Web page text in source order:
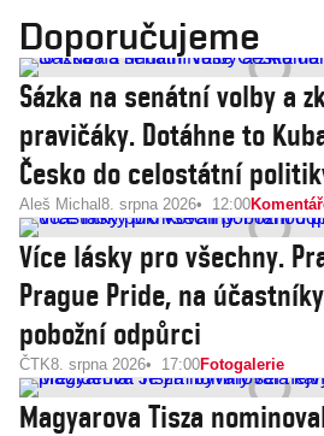
Doporučujeme
Sázka na senátní volby a
pravičáky. Dotáhne to
Česko do celostátní
Aleš Michal 8. srpna 2026 12:00
Více lásky pro všechny.
Prague Pride, na
pobožní odpůrci
ČTK8. srpna 2026 17:00Fotogalerie
Magyarova Tisza